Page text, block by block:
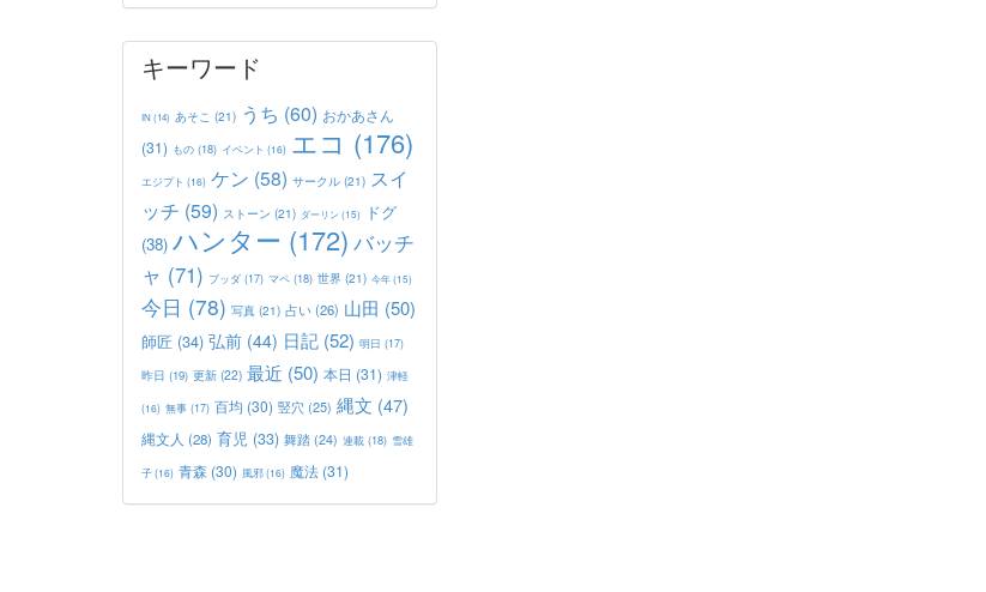
キーワード
IN(14) あそこ (21) うち (60) おかあさん
(31) もの (18) イベント (16) エコ (176)
エジプト (16) ケン (58) サークル (21) スイ
ッチ (59) ストーン (21) ダーリン(15)
ドグ
(38) ハンター (172) バッチ
ャ (71) ブッダ (17) マペ (18) 世界 (21) 今年(15)
今日 (78) 写真 (21) 占い(26) 山田 (50)
師匠 (34) 弘前 (44) 日記 (52) 明日 (17)
昨日 (19) 更新 (22) 最近 (50) 本日 (31) 津軽
(16) 無事 (17) 百均 (30) 竪穴 (25) 縄文 (47)
縄文人 (28) 育児 (33) 舞踏 (24) 連載 (18) 雪雄
子(16) 青森 (30) 風邪(16) 魔法 (31)